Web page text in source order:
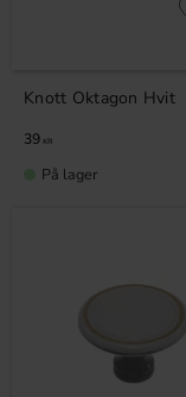
Knott Oktagon Hvit
39 KR
På lager